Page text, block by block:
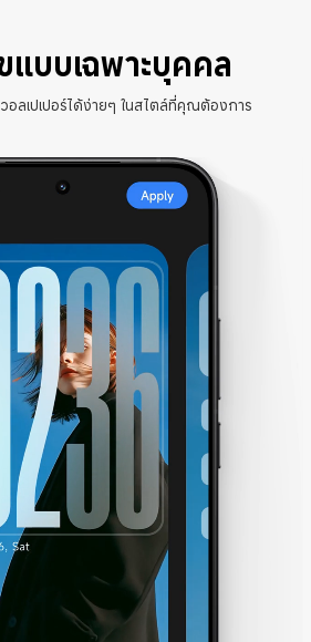
แบบเฉพาะบุคคล
อลเปเปอร์ได้ง่ายๆ ในสไตล์ที่คุณต้องการ